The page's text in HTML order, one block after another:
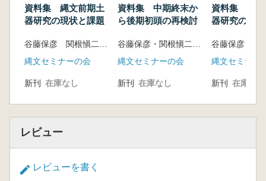
資料集 縄文前期土
器研究の現状と課題
縄文セミナーの会
新刊 在庫なし
資料集 中期終末か
ら後期初頭の再検討
縄文セミナーの会
新刊 在庫なし
資料集 縄文
器研究の現
縄文セミナー
新刊 在庫なし
レビュー
レビューを書く